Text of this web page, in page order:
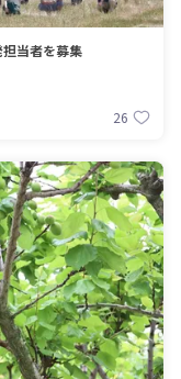
当者を募集
26